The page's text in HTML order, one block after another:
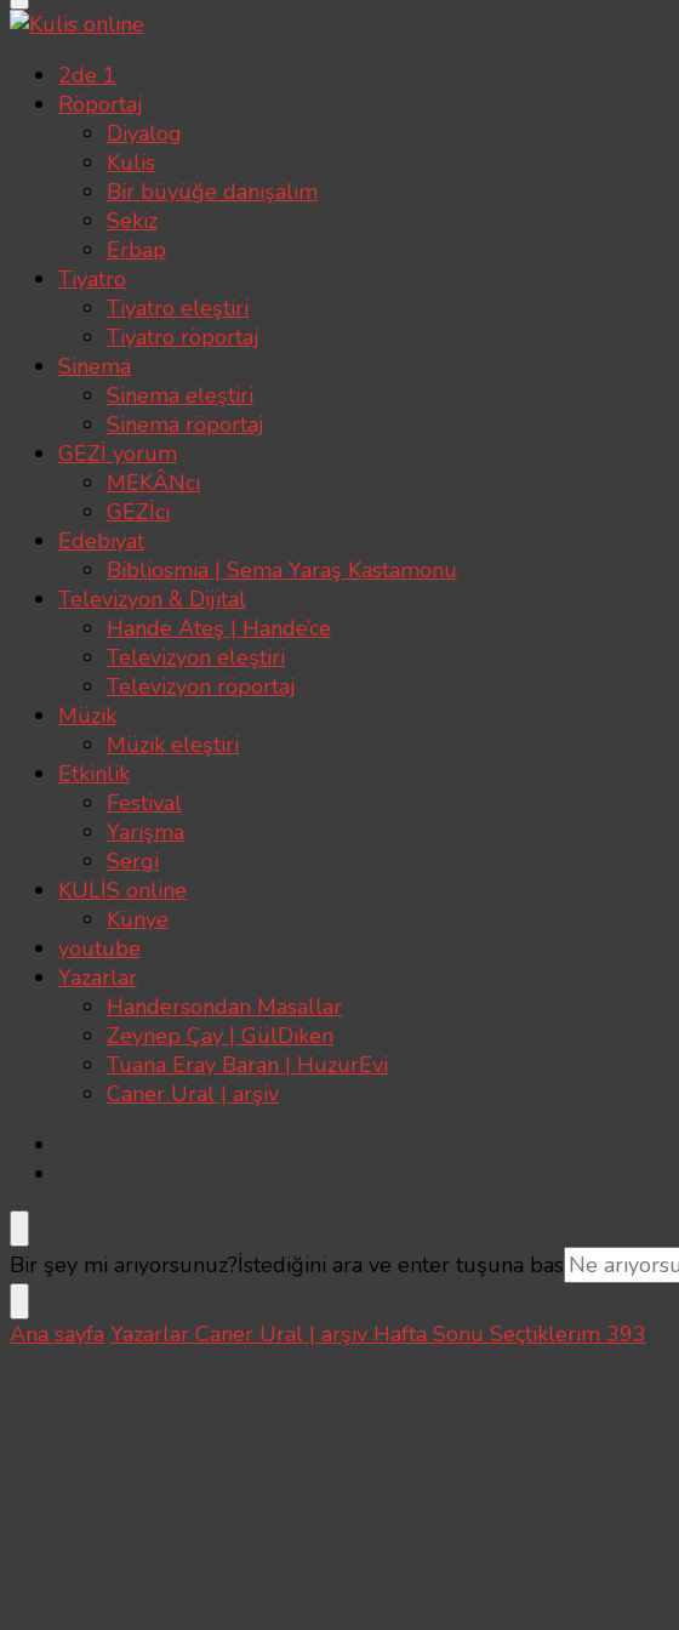
Kulis online
Kulis’ten geçmeden sahneye çıkılmaz
2de 1
Röportaj
Diyalog
Kulis
Bir büyüğe danışalım
Sekiz
Erbap
Tiyatro
Tiyatro eleştiri
Tiyatro röportaj
Sinema
Sinema eleştiri
Sinema röportaj
GEZİ yorum
MEKÂNcı
GEZİci
Edebiyat
Bibliosmia | Sema Yaraş Kastamonu
Televizyon & Dijital
Hande Ateş | Hande’ce
Televizyon eleştiri
Televizyon röportaj
Müzik
Müzik eleştiri
Etkinlik
Festival
Yarışma
Sergi
KULİS online
Künye
youtube
Yazarlar
Handersondan Masallar
Zeynep Çay | GülDiken
Tuana Eray Baran | HuzurEvi
Caner Ural | arşiv
Bir şey mi arıyorsunuz?İstediğini ara ve enter tuşuna bas
Ana sayfa Yazarlar Caner Ural | arşiv Hafta Sonu Seçtiklerim 393